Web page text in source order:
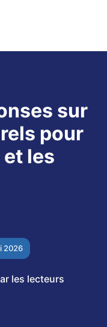
sur
pour
les
2026
les lecteurs